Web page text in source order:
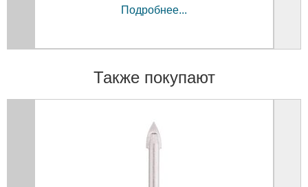
Подробнее...
Также покупают